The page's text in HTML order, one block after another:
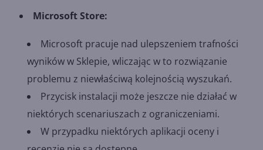
Microsoft Store:
Microsoft pracuje nad ulepszeniem trafności
wyników w Sklepie, wliczając w to rozwiązanie
problemu z niewłaściwą kolejnością wyszukań.
Przycisk instalacji może jeszcze nie działać w
niektórych scenariuszach z ograniczeniami.
W przypadku niektórych aplikacji oceny i